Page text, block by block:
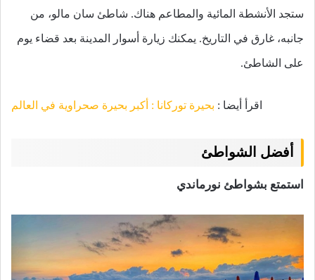
ستجد الأنشطة المائية والمطاعم هناك. شاطئ سان مالو، من
جانبه، غارق في التاريخ. يمكنك زيارة أسوار المدينة بعد قضاء يوم
على الشاطئ.
اقرأ أيضا : بحيرة توركانا : أكبر بحيرة صحراوية في العالم
أفضل الشواطئ
استمتع بشواطئ نورماندي